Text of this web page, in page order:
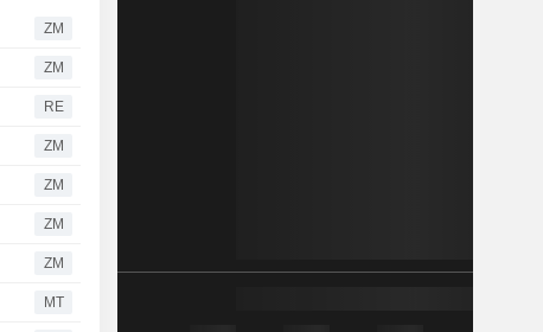
ZM
ZM
RE
ZM
ZM
ZM
ZM
MT